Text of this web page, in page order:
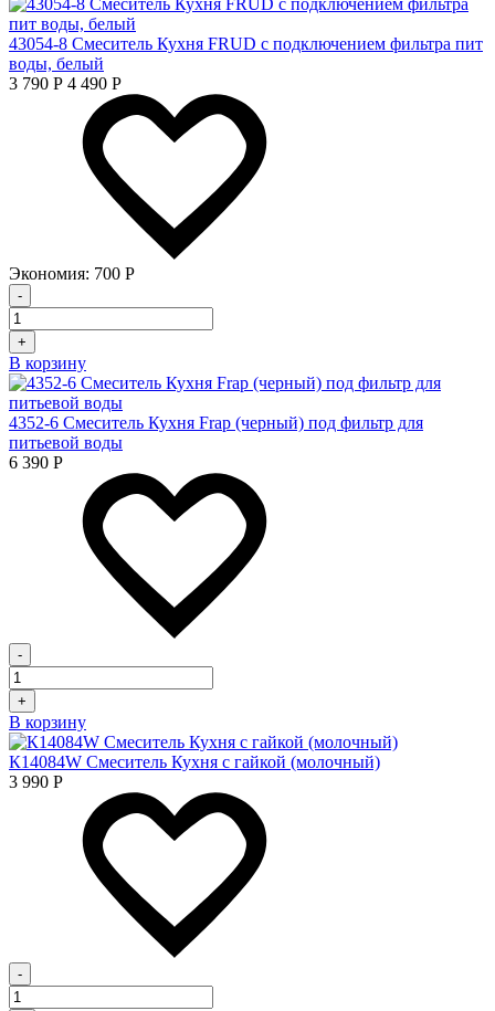
43054-8 Смеситель Кухня FRUD с подключением фильтра пит
воды, белый
3 790 Р 4 490 Р
Экономия: 700 Р
-
+
В корзину
4352-6 Смеситель Кухня Frap (черный) под фильтр для
питьевой воды
6 390 Р
-
+
В корзину
К14084W Смеситель Кухня с гайкой (молочный)
3 990 Р
-